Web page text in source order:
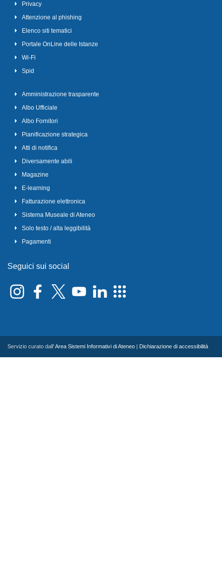
Privacy
Attenzione al phishing
Elenco siti tematici
Portale OnLine delle Istanze
Wi-Fi
Spid
Amministrazione trasparente
Albo Ufficiale
Albo Fornitori
Pianificazione strategica
Atti di notifica
Diversamente abili
Magazine
E-learning
Fatturazione elettronica
Sistema Museale di Ateneo
Solo testo / alta leggibilità
Pagamenti
Seguici sui social
Servizio curato dall'Area Sistemi Informativi di Ateneo Dichiarazione di accessibilità